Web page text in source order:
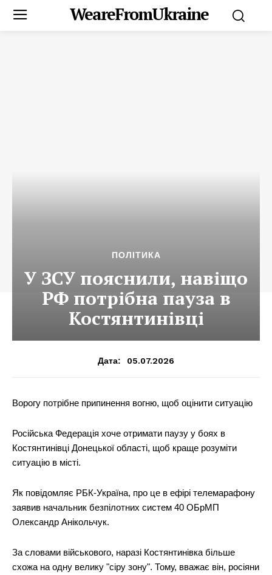
WeareFromUkraine
ПОЛІТИКА
У ЗСУ пояснили, навіщо
РФ потрібна пауза в
Костянтинівці
Дата: 05.07.2026
Ворогу потрібне припинення вогню, щоб оцінити ситуацію
Російська Федерація хоче отримати паузу у боях в
Костянтинівці Донецької області, щоб краще розуміти
ситуацію в місті.
Як повідомляє РБК-Україна, про це в ефірі телемарафону
заявив начальник безпілотних систем 40 ОБрМП
Олександр Анікольчук.
За словами військового, наразі Костянтинівка більше
схожа на одну велику "сіру зону". Тому, вважає він, росіяни